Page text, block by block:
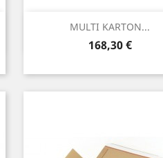
MULTI KARTON...
Preis
168,30 €
Vorschau